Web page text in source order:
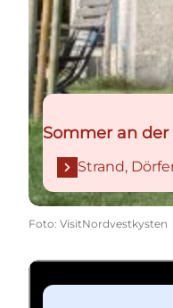
Sommer an
Strand,
Foto: VisitNordvestkysten
Siehe Anleitung